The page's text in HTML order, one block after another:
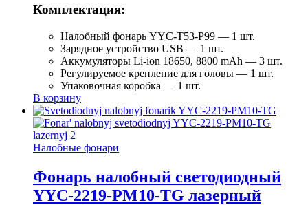
Комплектация:
Налобный фонарь YYC-T53-P99 — 1 шт.
Зарядное устройство USB — 1 шт.
Аккумуляторы Li-ion 18650, 8800 mAh — 3 шт.
Регулируемое крепление для головы — 1 шт.
Упаковочная коробка — 1 шт.
В корзину
Налобные фонари
Фонарь налобный светодиодный
YYC-2219-PM10-TG лазерный